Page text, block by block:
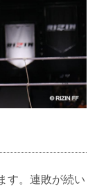
す。連敗が続い